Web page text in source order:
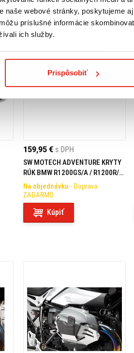
naše webové stránky, poskytujeme
príslušné informácie
ich služby.
Prispôsobiť
159,95 € s DPH
SW MOTECH ADVENTURE KRYTY
RÚK BMW R1200GS/A / R1200R/S
/ 1000XR / F900R/XR
Na objednávku - Doprava
ZADARMO
Kúpiť